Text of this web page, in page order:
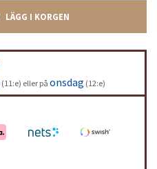
LÄGG I KORGEN
(11:e) eller på onsdag (12:e)